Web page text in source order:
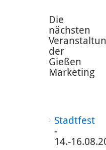
Die
nächsten
der
Gießen
Marketing
Stadtfest
-
14.-